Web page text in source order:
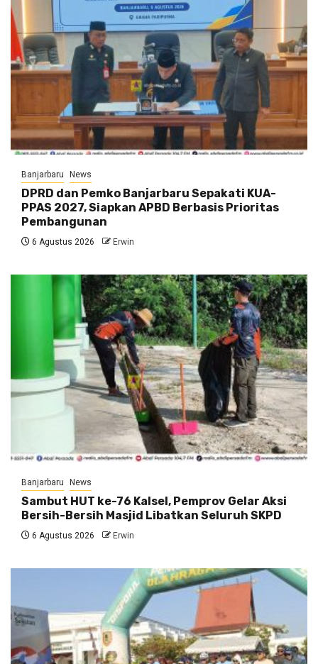
Banjarbaru News
DPRD dan Pemko Banjarbaru Sepakati KUA-
PPAS 2027, Siapkan APBD Berbasis Prioritas
Pembangunan
6 Agustus 2026 Erwin
Banjarbaru News
Sambut HUT ke-76 Kalsel, Pemprov Gelar Aksi
Bersih-Bersih Masjid Libatkan Seluruh SKPD
6 Agustus 2026 Erwin